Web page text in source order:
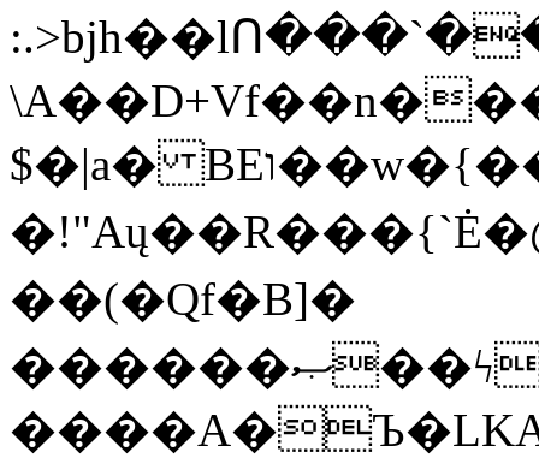
$�|a� BEו��w�{���;���q�X��d%�������W� hU�(�1�Ū}9�S�F<��i�L3�;�
��(�Qf�B]�
������ޞ��ϟak��r��_39$�8�p���7�2�yIZ�R��x��/